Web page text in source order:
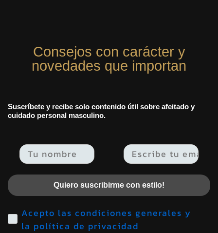
Consejos con carácter y
novedades que importan
Suscríbete y recibe solo contenido útil sobre afeitado y
cuidado personal masculino.
Email
Quiero suscribirme con estilo!
Acepto las condiciones generales y
la política de privacidad